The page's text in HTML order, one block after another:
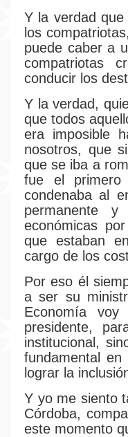
Y la verdad
los
puede caber a
compatriotas
conducir los
Y la verdad,
que todos
era imposible
nosotros, que
que se iba a
fue el
condenaba al
permanente
económicas
que estaban
cargo de los
Por eso él
a ser su
Economía
presidente,
institucional,
fundamental
lograr la
Y yo me siento
Córdoba,
este momento